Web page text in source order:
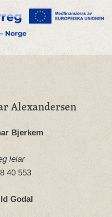
Alexandersen
Bjerkem
leiar
40 553
Godal